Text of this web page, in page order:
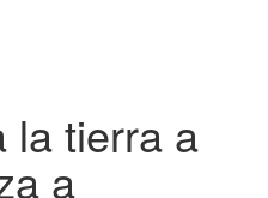
la tierra a
a